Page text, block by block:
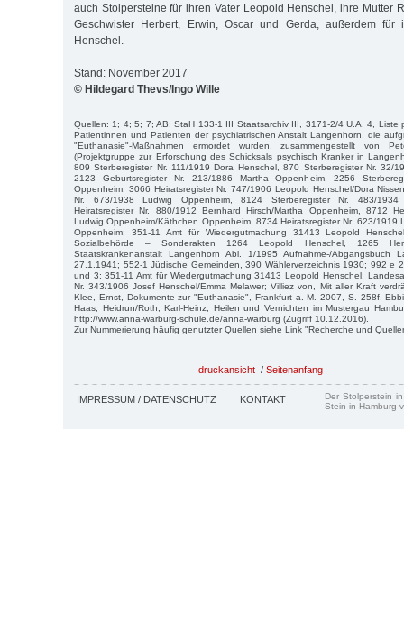
auch Stolpersteine für ihren Vater Leopold Henschel, ihre Mutter
Geschwister Herbert, Erwin, Oscar und Gerda, außerdem für
Henschel.
Stand: November 2017
© Hildegard Thevs/Ingo Wille
Quellen: 1; 4; 5; 7; AB; StaH 133-1 III Staatsarchiv III, 3171-2/4 U.A. 4, Liste
Patientinnen und Patienten der psychiatrischen Anstalt Langenhorn, die
"Euthanasie"-Maßnahmen ermordet wurden, zusammengestellt von
(Projektgruppe zur Erforschung des Schicksals psychisch Kranker in
809 Sterberegister Nr. 111/1919 Dora Henschel, 870 Sterberegister Nr. 32/
2123 Geburtsregister Nr. 213/1886 Martha Oppenheim, 2256
Oppenheim, 3066 Heiratsregister Nr. 747/1906 Leopold Henschel/Dora
Nr. 673/1938 Ludwig Oppenheim, 8124 Sterberegister Nr. 483/
Heiratsregister Nr. 880/1912 Bernhard Hirsch/Martha Oppenheim, 8712
Ludwig Oppenheim/Käthchen Oppenheim, 8734 Heiratsregister Nr. 623/1919
Oppenheim; 351-11 Amt für Wiedergutmachung 31413 Leopold
Sozialbehörde – Sonderakten 1264 Leopold Henschel, 1265
Staatskrankenanstalt Langenhorn Abl. 1/1995 Aufnahme-/Abgangsbuch
27.1.1941; 552-1 Jüdische Gemeinden, 390 Wählerverzeichnis 1930; 992 e
und 3; 351-11 Amt für Wiedergutmachung 31413 Leopold Henschel;
Nr. 343/1906 Josef Henschel/Emma Melawer; Villiez von, Mit aller Kraft
Klee, Ernst, Dokumente zur "Euthanasie", Frankfurt a. M. 2007, S. 258f.
Haas, Heidrun/Roth, Karl-Heinz, Heilen und Vernichten im Mustergau
http://www.anna-warburg-schule.de/anna-warburg (Zugriff 10.12.2016).
Zur Nummerierung häufig genutzter Quellen siehe Link "Recherche und
druckansicht / Seitenanfang
IMPRESSUM / DATENSCHUTZ KONTAKT
Der Stolperstein
Stein in Hamburg